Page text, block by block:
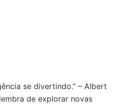
se divertindo.” – Albert
de explorar novas